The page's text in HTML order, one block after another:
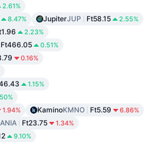
2.61%
8.47% JupiterJUP Ft58.15 2.55%
2.23%
Ft466.05 0.51%
0.16%
1.15%
1.94% KaminoKMNO Ft5.59 6.86%
Ft23.75 1.34%
9.10%